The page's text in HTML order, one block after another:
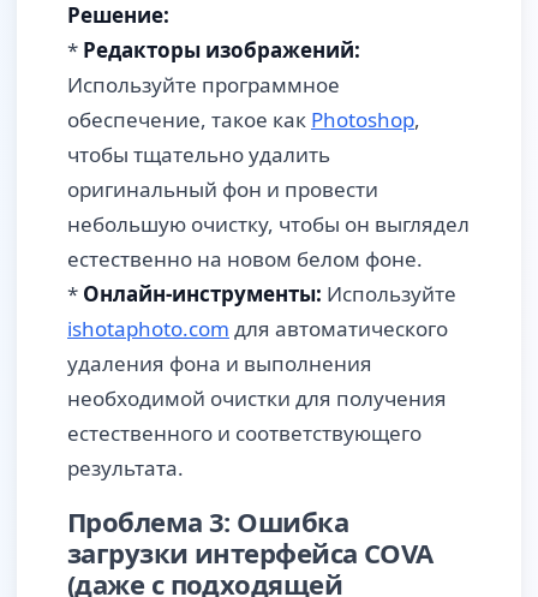
Решение:
* Редакторы изображений:
Используйте программное
обеспечение, такое как Photoshop,
чтобы тщательно удалить
оригинальный фон и провести
небольшую очистку, чтобы он выглядел
естественно на новом белом фоне.
* Онлайн-инструменты: Используйте
ishotaphoto.com для автоматического
удаления фона и выполнения
необходимой очистки для получения
естественного и соответствующего
результата.
Проблема 3: Ошибка
загрузки интерфейса COVA
(даже с подходящей